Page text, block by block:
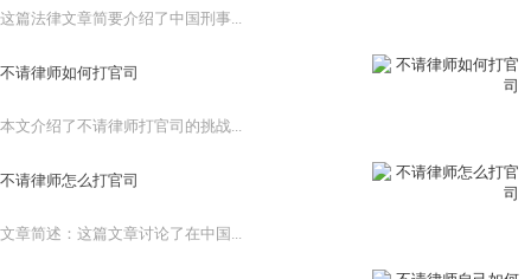
这篇法律文章简要介绍了中国刑事...
不请律师如何打官司
本文介绍了不请律师打官司的挑战...
不请律师怎么打官司
文章简述：这篇文章讨论了在中国...